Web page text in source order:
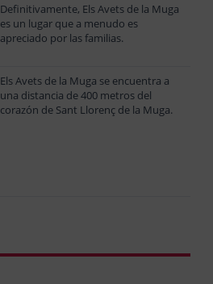
Definitivamente, Els Avets de la Muga
es un lugar que a menudo es
apreciado por las familias.
Els Avets de la Muga se encuentra a
una distancia de 400 metros del
corazón de Sant Llorenç de la Muga.